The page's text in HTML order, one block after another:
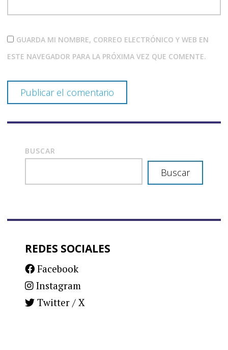
GUARDA MI NOMBRE, CORREO ELECTRÓNICO Y WEB EN
ESTE NAVEGADOR PARA LA PRÓXIMA VEZ QUE COMENTE.
BUSCAR
Buscar
REDES SOCIALES
Facebook
Instagram
Twitter / X